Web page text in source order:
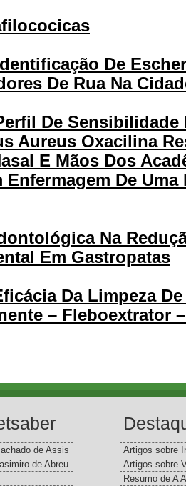
De
De Rua Na
De Sensibilidade
Aureus Oxacilina
E Mãos Dos
Enfermagem De
Na
Em Gastropatas
Da Limpeza
– Fleboextrator
de Assis
de Abreu
Artigos sobre
Artigos sobre
Resumo de A